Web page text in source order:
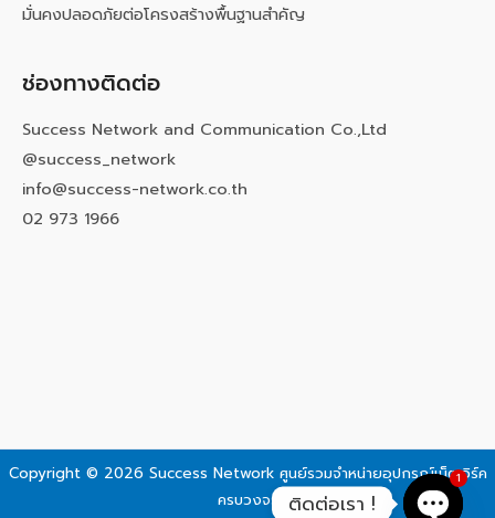
มั่นคงปลอดภัยต่อโครงสร้างพื้นฐานสำคัญ
ช่องทางติดต่อ
Success Network and Communication Co.,Ltd
@success_network
info@success-network.co.th
02 973 1966
Copyright © 2026 Success Network ศูนย์รวมจำหน่ายอุปกรณ์เน็ตเวิร์ค
ครบวงจร
ติดต่อเรา !
1